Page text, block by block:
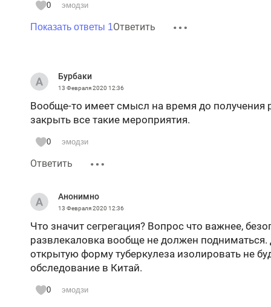
0 эмодзи
Показать ответы 1Ответить
Бурбаки
13 Февраля 2020 12:36
Вообще-то имеет смысл на время до
закрыть все такие мероприятия.
0 эмодзи
Ответить
Анонимно
13 Февраля 2020 12:36
Что значит сегрегация? Вопрос что важнее,
развлекаловка вообще не должен
открытую форму туберкулеза изолировать не
обследование в Китай.
0 эмодзи